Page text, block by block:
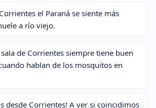
el Paraná se siente más
a río viejo.
sala de Corrientes siempre tiene buen
hablan de los mosquitos en
desde Corrientes! A ver si coincidimos